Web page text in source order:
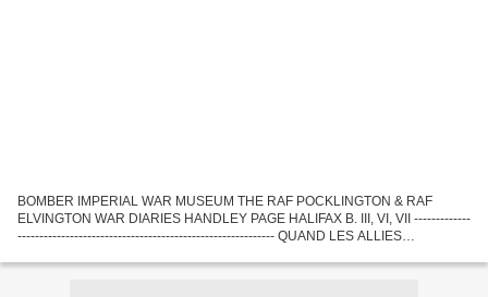
BOMBER IMPERIAL WAR MUSEUM THE RAF POCKLINGTON & RAF
ELVINGTON WAR DIARIES HANDLEY PAGE HALIFAX B. III, VI, VII -------------
----------------------------------------------------------- QUAND LES ALLIES